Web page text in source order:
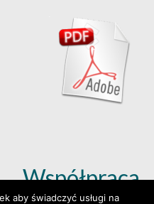
Współpraca
aby świadczyć usługi na